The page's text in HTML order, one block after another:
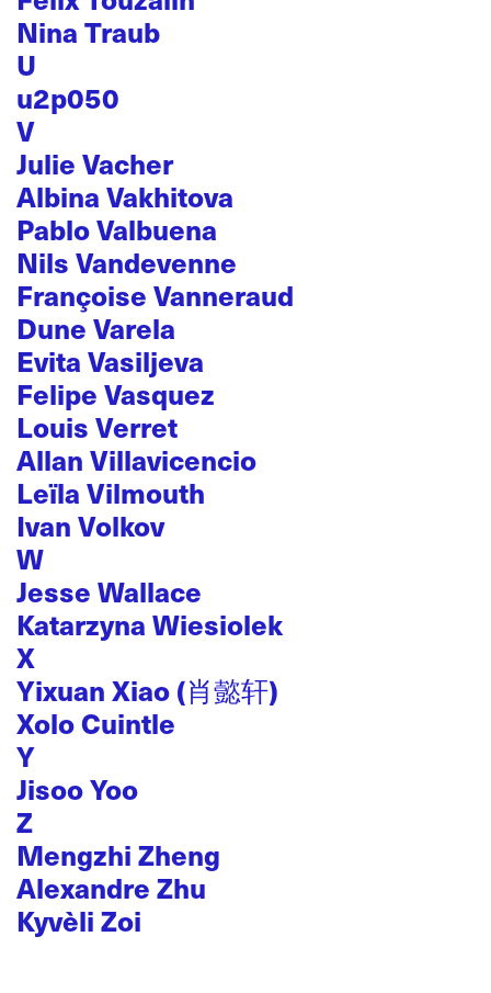
Nina Traub
U
u2p050
V
Julie Vacher
Albina Vakhitova
Pablo Valbuena
Nils Vandevenne
Françoise Vanneraud
Dune Varela
Evita Vasiljeva
Felipe Vasquez
Louis Verret
Allan Villavicencio
Leïla Vilmouth
Ivan Volkov
W
Jesse Wallace
Katarzyna Wiesiolek
X
Yixuan Xiao (肖懿轩)
Xolo Cuintle
Y
Jisoo Yoo
Z
Mengzhi Zheng
Alexandre Zhu
Kyvèli Zoi